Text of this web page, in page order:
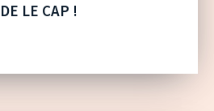
LE CAP !